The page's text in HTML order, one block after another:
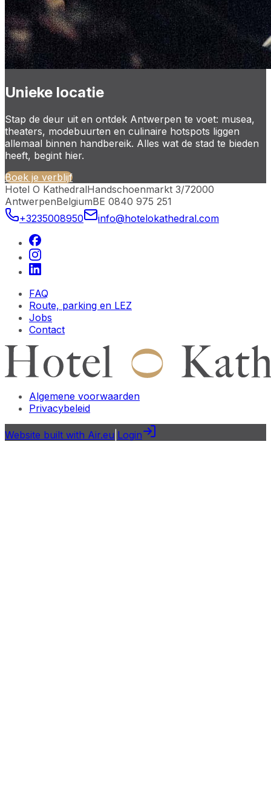
Unieke locatie
Stap de deur uit en ontdek Antwerpen te voet: musea,
theaters, modebuurten en culinaire hotspots liggen
allemaal binnen handbereik. Alles wat de stad te bieden
heeft, begint hier.
Boek je verblijf
Hotel O KathedralHandschoenmarkt 3/72000
AntwerpenBelgiumBE 0840 975 251
+3235008950
info@hotelokathedral.com
FAQ
Route, parking en LEZ
Jobs
Contact
Algemene voorwaarden
Privacybeleid
Website built with Air.eu Login